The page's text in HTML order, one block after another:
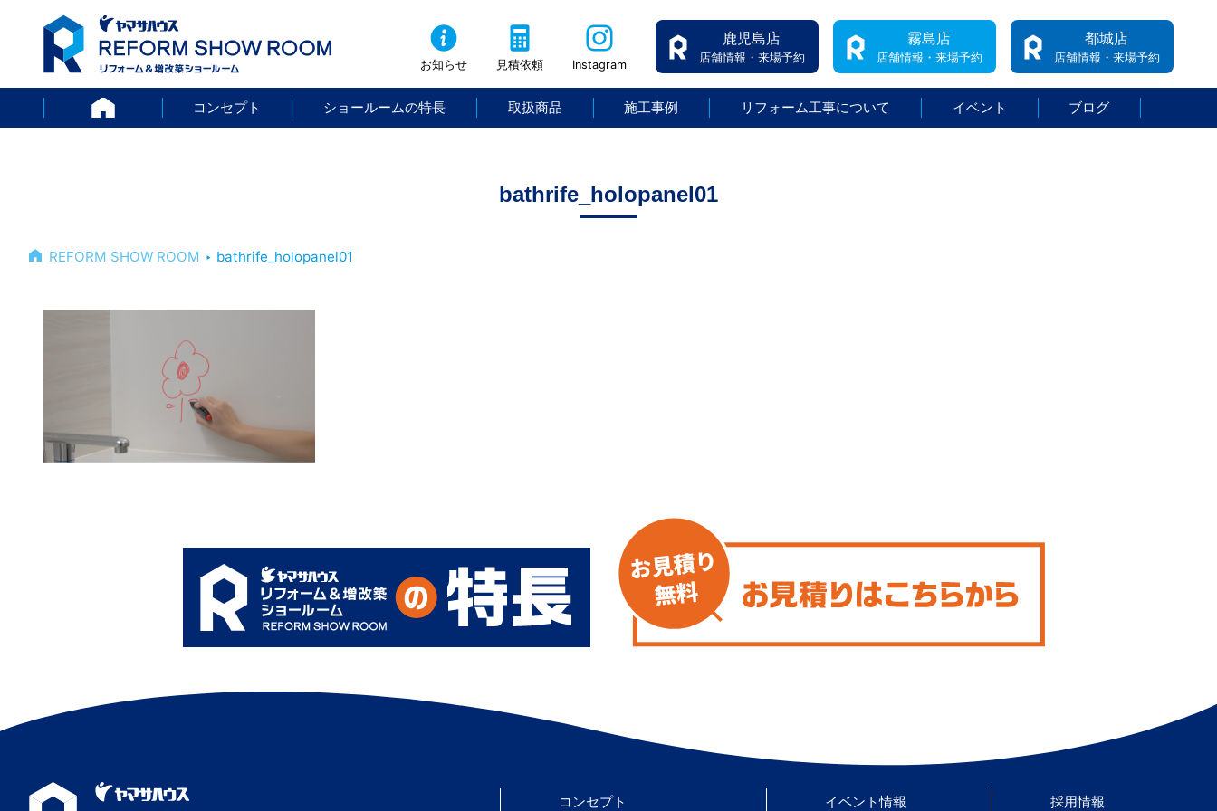
お知らせ 見積依頼 Instagram
鹿児島店
店舗情報・来場予約
霧島店
店舗情報・来場予約
都城店
店舗情報・来場予約
HOMEコンセプト ショールームの特長 取扱商品 施工事例 リフォーム工事について イベント ブログ
bathrife_holopanel01
REFORM SHOW ROOM ‣ bathrife_holopanel01
コンセプト イベント情報 採用情報